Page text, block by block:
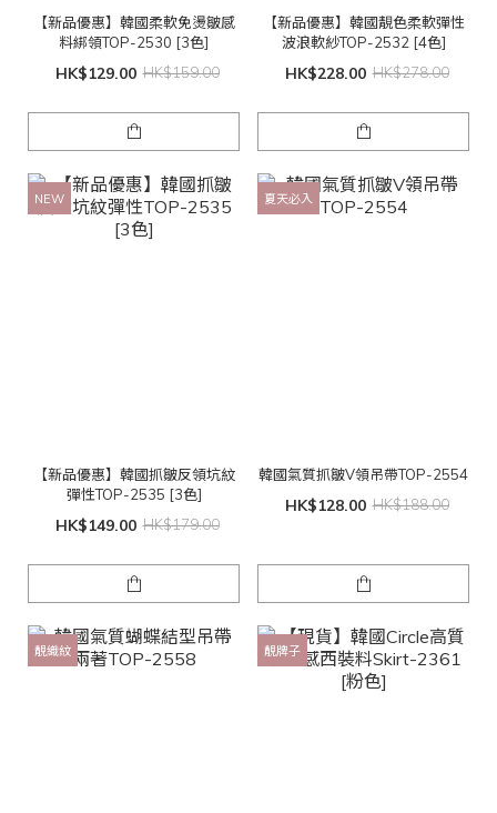
【新品優惠】韓國柔軟免燙皺感
料綁領TOP-2530 [3色]
HK$129.00 HK$159.00
【新品優惠】韓國靚色柔軟彈性
波浪軟紗TOP-2532 [4色]
HK$228.00 HK$278.00
NEW
【新品優惠】韓國抓皺反領坑紋
彈性TOP-2535 [3色]
HK$149.00 HK$179.00
夏天必入
韓國氣質抓皺V領吊帶TOP-2554
HK$128.00 HK$188.00
靚織紋 靚牌子